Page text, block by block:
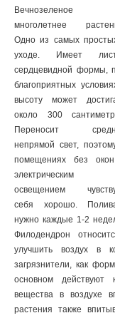
Вечнозеленое
многолетнее
Одно из самых
уходе. Имеет
сердцевидной формы,
благоприятных
высоту может
около 300
Переносит
непрямой свет,
помещениях без
электрическим
освещением
себя хорошо.
нужно каждые 1-2
Филодендрон
улучшить воздух в
загрязнители, как
основном действуют
вещества в воздухе
растения также